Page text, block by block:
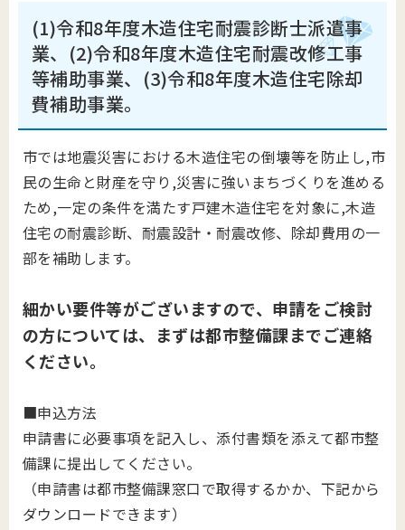
(1)令和8年度木造住宅耐震診断士派遣事
業、(2)令和8年度木造住宅耐震改修工事
等補助事業、(3)令和8年度木造住宅除却
費補助事業。
市では地震災害における木造住宅の倒壊等を防止し,市
民の生命と財産を守り,災害に強いまちづくりを進める
ため,一定の条件を満たす戸建木造住宅を対象に,木造
住宅の耐震診断、耐震設計・耐震改修、除却費用の一
部を補助します。
細かい要件等がございますので、申請をご検討
の方については、まずは都市整備課までご連絡
ください。
■申込方法
申請書に必要事項を記入し、添付書類を添えて都市整
備課に提出してください。
（申請書は都市整備課窓口で取得するかか、下記から
ダウンロードできます）